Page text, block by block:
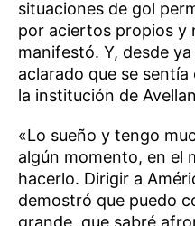
situaciones de gol
por aciertos propios y
manifestó. Y, desde
aclarado que se
la institución de
«Lo sueño y tengo
algún momento, en el
hacerlo. Dirigir a
demostró que puedo
grande, que sabré